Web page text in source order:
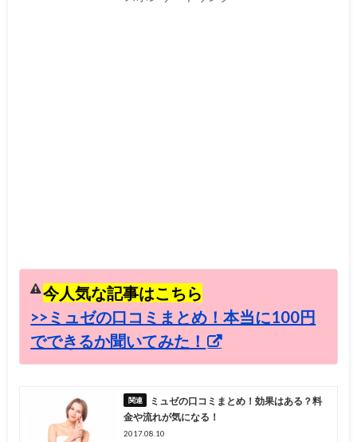
今人気な記事はこちら
>>ミュゼの口コミまとめ！本当に100円
でできるか聞いてみた！
ミュゼの口コミまとめ！効果はある？料
金や流れが気になる！
2017.08.10